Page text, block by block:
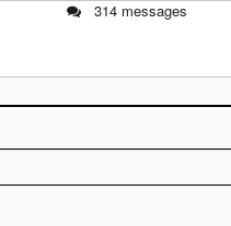
314 messages